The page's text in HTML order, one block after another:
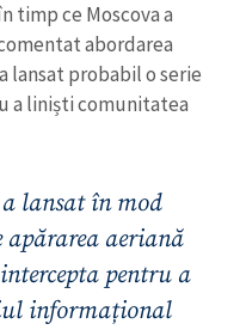
timp ce Moscova a
abordarea
lansat probabil o serie
a liniști comunitatea
lansat în mod
apărarea aeriană
pentru a
informațional